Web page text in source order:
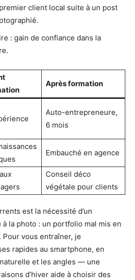
client local suite à un post
: gain de confiance dans la
Après formation
Auto-entrepreneure,
6 mois
Embauché en agence
Conseil déco
végétale pour clients
est la nécessité d’un
la photo : un portfolio mal mis en
vous entraîner, je
rapides au smartphone, en
et les angles — une
d’hiver aide à choisir des